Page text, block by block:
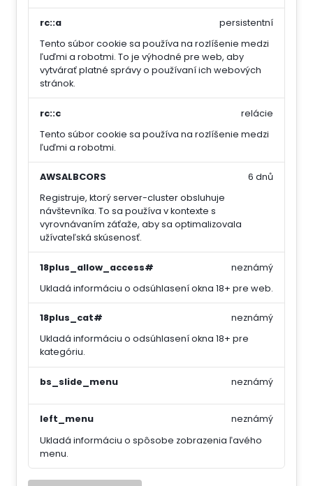
rc::a
Tento súbor cookie sa používa na rozlíšenie medzi
ľuďmi a robotmi. To je výhodné pre web, aby
vytvárať platné správy o používaní ich webových
stránok.
persistentní
rc::c
Tento súbor cookie sa používa na rozlíšenie medzi
ľuďmi a robotmi.
relácie
AWSALBCORS
Registruje, ktorý server-cluster obsluhuje
návštevníka. To sa používa v kontexte s
vyrovnávaním záťaže, aby sa optimalizovala
užívateľská skúsenosť.
6 dnů
18plus_allow_access#
Ukladá informáciu o odsúhlasení okna 18+ pre web.
neznámý
18plus_cat#
Ukladá informáciu o odsúhlasení okna 18+ pre
kategóriu.
neznámý
bs_slide_menu neznámý
left_menu
Ukladá informáciu o spôsobe zobrazenia ľavého
menu.
neznámý